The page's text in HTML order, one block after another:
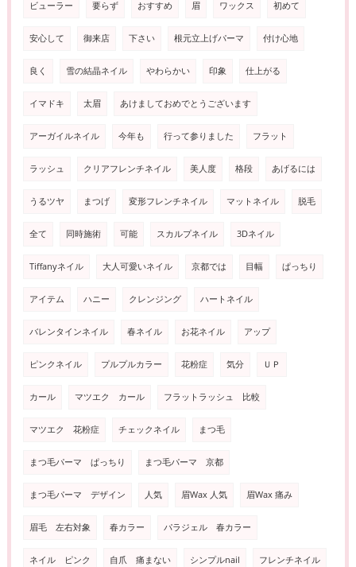
ビューラー 要らず おすすめ 眉 ワックス 初めて
安心して 御来店 下さい 根元立上げパーマ 付け心地
良く 雪の結晶ネイル やわらかい 印象 仕上がる
イマドキ 太眉 あけましておめでとうございます
アーガイルネイル 今年も 行って参りました フラット
ラッシュ クリアフレンチネイル 美人度 格段 あげるには
うるツヤ まつげ 変形フレンチネイル マットネイル 脱毛
全て 同時施術 可能 スカルプネイル 3Dネイル
Tiffanyネイル 大人可愛いネイル 京都では 目幅 ぱっちり
アイテム ハニー クレンジング ハートネイル
バレンタインネイル 春ネイル お花ネイル アップ
ピンクネイル プルプルカラー 花粉症 気分 ＵＰ
カール マツエク カール フラットラッシュ 比較
マツエク 花粉症 チェックネイル まつ毛
まつ毛パーマ ぱっちり まつ毛パーマ 京都
まつ毛パーマ デザイン 人気 眉Wax 人気 眉Wax 痛み
眉毛 左右対象 春カラー パラジェル 春カラー
ネイル ピンク 自爪 痛まない シンプルnail フレンチネイル